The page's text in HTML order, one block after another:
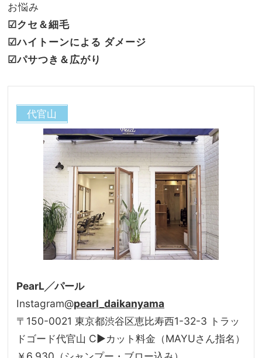
お悩み
☑︎クセ＆細毛
☑︎ハイトーンによる ダメージ
☑︎パサつき＆広がり
代官山
PearL╱パール
Instagram@pearl_daikanyama
〒150-0021 東京都渋谷区恵比寿西1-32-3 トラッ
ドゴード代官山 C▶カット料金（MAYUさん指名）